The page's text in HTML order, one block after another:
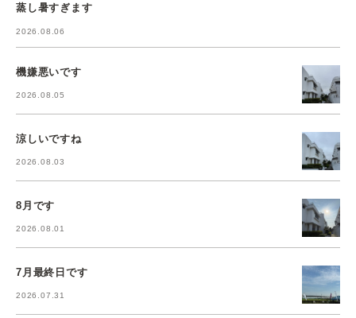
蒸し暑すぎます
2026.08.06
機嫌悪いです
2026.08.05
涼しいですね
2026.08.03
8月です
2026.08.01
7月最終日です
2026.07.31